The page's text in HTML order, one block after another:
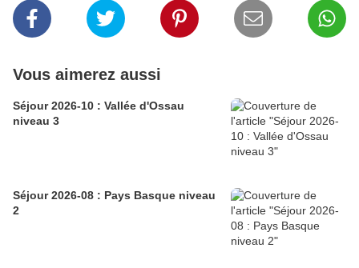
Vous aimerez aussi
Séjour 2026-10 : Vallée d'Ossau
niveau 3
Séjour 2026-08 : Pays Basque niveau
2